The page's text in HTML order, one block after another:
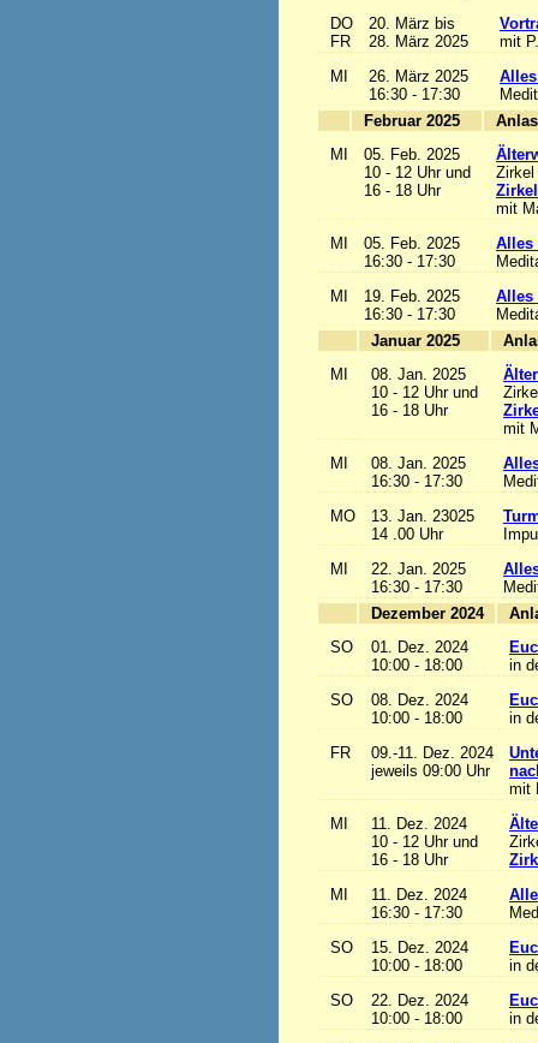
DO
FR
20. März bis
28. März 2025
mit
MI
26. März 2025
16:30 - 17:30
Februar 2025
MI
05. Feb. 2025
10 - 12 Uhr und
16 - 18 Uhr
Zirkel
mit
MI
05. Feb. 2025
16:30 - 17:30
Alles
MI
19. Feb. 2025
16:30 - 17:30
Alles
Januar 2025
MI
08. Jan. 2025
10 - 12 Uhr und
16 - 18 Uhr
mit
MI
08. Jan. 2025
16:30 - 17:30
MO
13. Jan. 23025
14 .00 Uhr
MI
22. Jan. 2025
16:30 - 17:30
Dezember 2024
SO
01. Dez. 2024
10:00 - 18:00
in
SO
08. Dez. 2024
10:00 - 18:00
in
FR
09.-11. Dez. 2024
jeweils 09:00 Uhr
mit
MI
11. Dez. 2024
10 - 12 Uhr und
16 - 18 Uhr
MI
11. Dez. 2024
16:30 - 17:30
SO
15. Dez. 2024
10:00 - 18:00
in
SO
22. Dez. 2024
10:00 - 18:00
in